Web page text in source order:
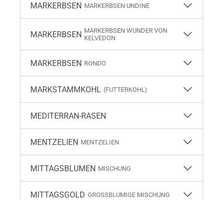
MARKERBSEN MARKERBSEN UNDINE
MARKERBSEN MARKERBSEN WUNDER VON
KELVEDON
MARKERBSEN RONDO
MARKSTAMMKOHL (FUTTERKOHL)
MEDITERRAN-RASEN
MENTZELIEN MENTZELIEN
MITTAGSBLUMEN MISCHUNG
MITTAGSGOLD GROSSBLUMIGE MISCHUNG